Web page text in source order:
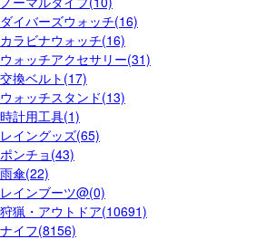
ダイバーズウォッチ(16)
カラビナウォッチ(16)
ウォッチアクセサリー(31)
交換ベルト(17)
ウォッチスタンド(13)
時計用工具(1)
レイングッズ(65)
ポンチョ(43)
雨傘(22)
レインブーツ@(0)
狩猟・アウトドア(10691)
ナイフ(8156)